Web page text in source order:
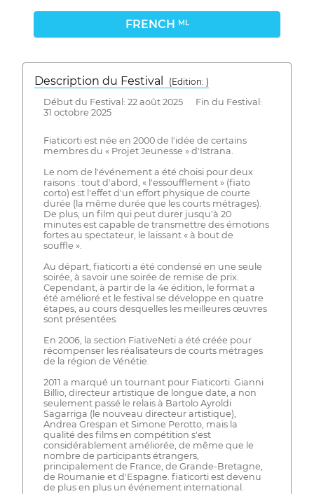
FRENCH ML
Description du Festival
( Edition: )
Début du Festival: 22 août 2025 Fin du Festival:
31 octobre 2025
Fiaticorti est née en 2000 de l'idée de certains
membres du « Projet Jeunesse » d'Istrana.
Le nom de l'événement a été choisi pour deux
raisons : tout d'abord, « l'essoufflement » (fiato
corto) est l'effet d'un effort physique de courte
durée (la même durée que les courts métrages).
De plus, un film qui peut durer jusqu'à 20
minutes est capable de transmettre des émotions
fortes au spectateur, le laissant « à bout de
souffle ».
Au départ, fiaticorti a été condensé en une seule
soirée, à savoir une soirée de remise de prix.
Cependant, à partir de la 4e édition, le format a
été amélioré et le festival se développe en quatre
étapes, au cours desquelles les meilleures œuvres
sont présentées.
En 2006, la section FiativeNeti a été créée pour
récompenser les réalisateurs de courts métrages
de la région de Vénétie.
2011 a marqué un tournant pour Fiaticorti. Gianni
Billio, directeur artistique de longue date, a non
seulement passé le relais à Bartolo Ayroldi
Sagarriga (le nouveau directeur artistique),
Andrea Grespan et Simone Perotto, mais la
qualité des films en compétition s'est
considérablement améliorée, de même que le
nombre de participants étrangers,
principalement de France, de Grande-Bretagne,
de Roumanie et d'Espagne. fiaticorti est devenu
de plus en plus un événement international.